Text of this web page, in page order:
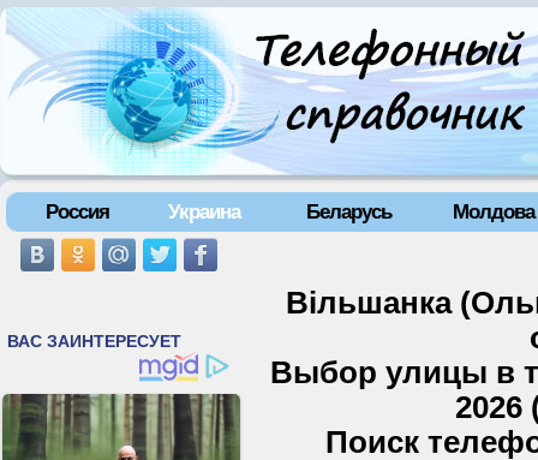
Россия Украина Беларусь Молдова
Вільшанка
Выбор улицы в
2026
Поиск